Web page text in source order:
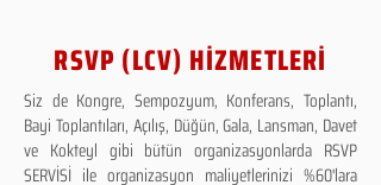
RSVP (LCV) HİZMETLERİ
Siz de Kongre, Sempozyum, Konferans, Toplantı,
Bayi Toplantıları, Açılış, Düğün, Gala, Lansman, Davet
ve Kokteyl gibi bütün organizasyonlarda RSVP
SERVİSİ ile organizasyon maliyetlerinizi %60'lara